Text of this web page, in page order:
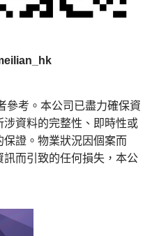
參考。本公司已盡力確保資
資料的完整性、即時性或
證。物業狀況因個案而
而引致的任何損失，本公